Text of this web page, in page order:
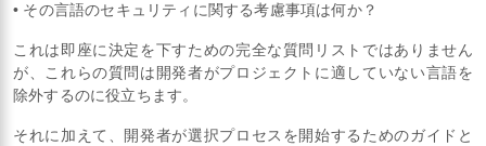
• その言語のセキュリティに関する考慮事項は何か？
これは即座に決定を下すための完全な質問リストではありません
が、これらの質問は開発者がプロジェクトに適していない言語を
除外するのに役立ちます。
それに加えて、開発者が選択プロセスを開始するためのガイドと